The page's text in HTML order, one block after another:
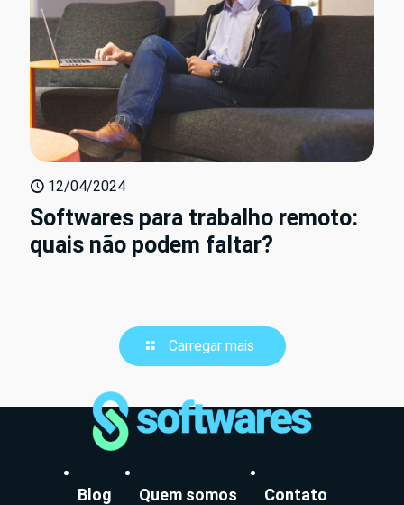
12/04/2024
Softwares para trabalho remoto:
quais não podem faltar?
Carregar mais
Blog Quem somos Contato